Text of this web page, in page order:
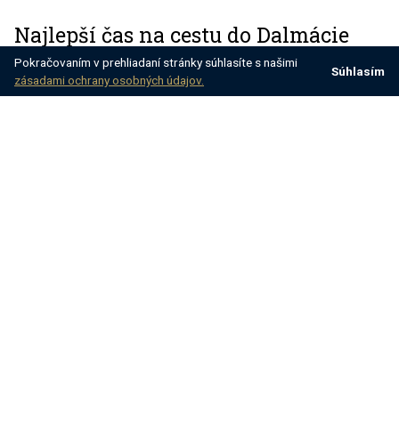
Najlepší čas na cestu do Dalmácie
Dalmácia na juhu má vďaka horám na východe
Pokračovaním v prehliadaní stránky súhlasíte s našimi
zásadami ochrany osobných údajov.
Súhlasím